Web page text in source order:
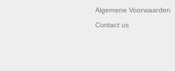
Algemene Voorwaarden
Contact us